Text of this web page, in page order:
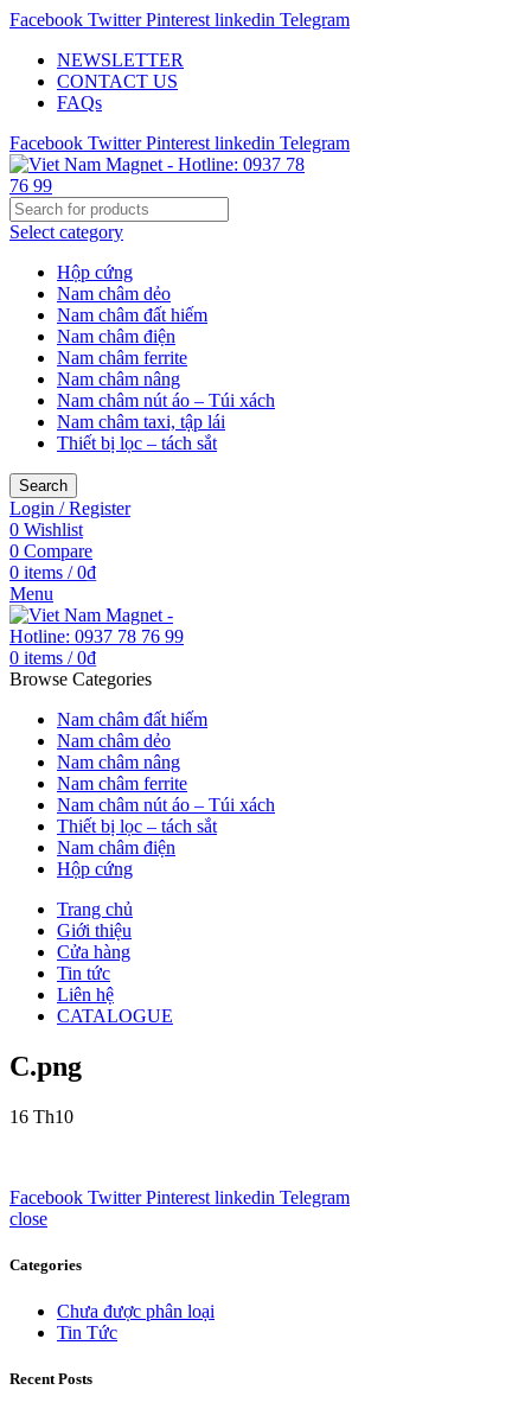
Facebook Twitter Pinterest linkedin Telegram
NEWSLETTER
CONTACT US
FAQs
Facebook Twitter Pinterest linkedin Telegram
Select category
Hộp cứng
Nam châm dẻo
Nam châm đất hiếm
Nam châm điện
Nam châm ferrite
Nam châm nâng
Nam châm nút áo – Túi xách
Nam châm taxi, tập lái
Thiết bị lọc – tách sắt
Search
Login / Register
0 Wishlist
0 Compare
0 items / 0₫
Menu
0 items / 0₫
Browse Categories
Nam châm đất hiếm
Nam châm dẻo
Nam châm nâng
Nam châm ferrite
Nam châm nút áo – Túi xách
Thiết bị lọc – tách sắt
Nam châm điện
Hộp cứng
Trang chủ
Giới thiệu
Cửa hàng
Tin tức
Liên hệ
CATALOGUE
C.png
16 Th10
Facebook Twitter Pinterest linkedin Telegram
close
Categories
Chưa được phân loại
Tin Tức
Recent Posts